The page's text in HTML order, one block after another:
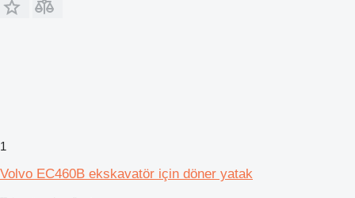
1
Volvo EC460B ekskavatör için döner yatak